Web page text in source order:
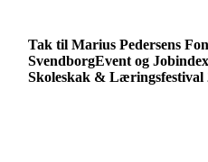
Tak til Marius Pedersens
SvendborgEvent og
Skoleskak & Læringsfestival